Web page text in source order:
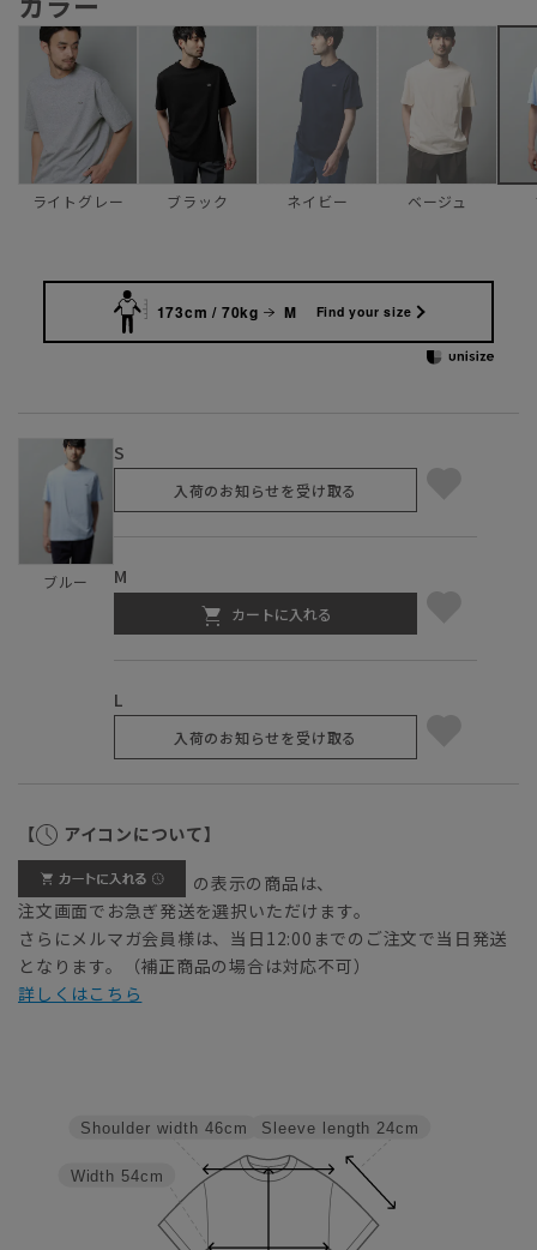
ライトグレー ブラック ネイビー ベージュ
173cm / 70kg M Find your size
ブルー
S
入荷のお知らせを受け取る
M
カートに入れる
L
入荷のお知らせを受け取る
【 アイコンについて】
の表示の商品は、
注文画面でお急ぎ発送を選択いただけます。
さらにメルマガ会員様は、当日12:00までのご注文で当日発送
となります。（補正商品の場合は対応不可）
詳しくはこちら
Sleeve length 24cm
Width 54cm
Shoulder width 46cm